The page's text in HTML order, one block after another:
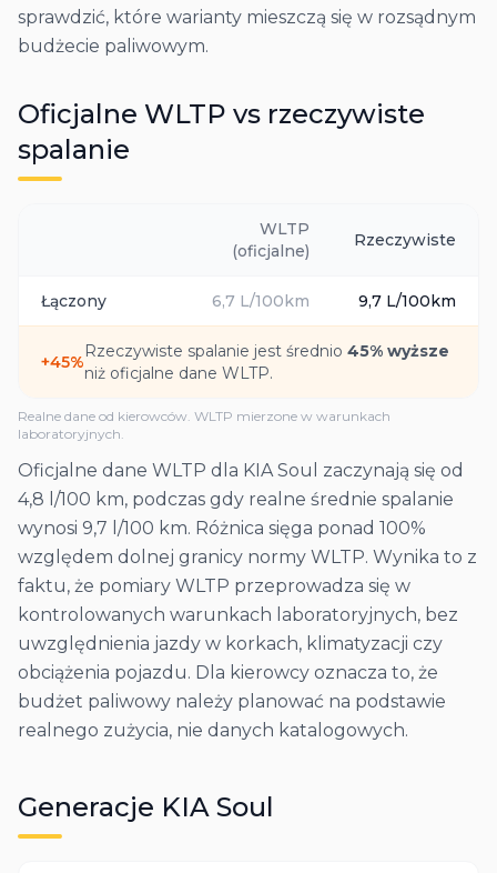
sprawdzić, które warianty mieszczą się w rozsądnym
budżecie paliwowym.
Oficjalne WLTP vs rzeczywiste
spalanie
WLTP
(oficjalne)
Rzeczywiste
Łączony 6,7 L/100km 9,7 L/100km
+45%
Rzeczywiste spalanie jest średnio 45% wyższe
niż oficjalne dane WLTP.
Realne dane od kierowców. WLTP mierzone w warunkach
laboratoryjnych.
Oficjalne dane WLTP dla KIA Soul zaczynają się od
4,8 l/100 km, podczas gdy realne średnie spalanie
wynosi 9,7 l/100 km. Różnica sięga ponad 100%
względem dolnej granicy normy WLTP. Wynika to z
faktu, że pomiary WLTP przeprowadza się w
kontrolowanych warunkach laboratoryjnych, bez
uwzględnienia jazdy w korkach, klimatyzacji czy
obciążenia pojazdu. Dla kierowcy oznacza to, że
budżet paliwowy należy planować na podstawie
realnego zużycia, nie danych katalogowych.
Generacje KIA Soul